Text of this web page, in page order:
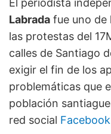
El periodista
Labrada fue uno de
las protestas del
calles de Santiago
exigir el fin de los
problemáticas que
población
red social Facebook